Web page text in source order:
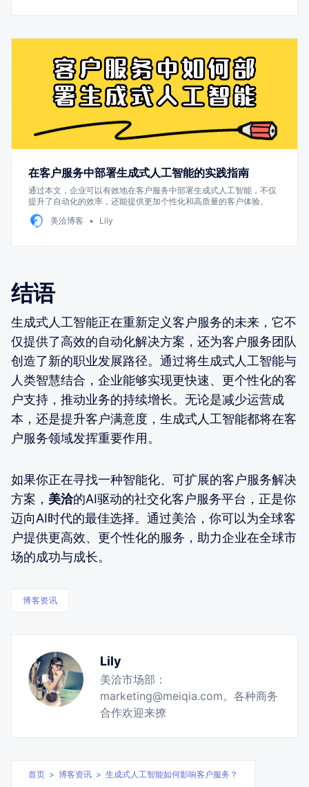
在客户服务中部署生成式人工智能的实践指南
通过本文，企业可以有效地在客户服务中部署生成式人工智能，不仅
提升了自动化的效率，还能提供更加个性化和高质量的客户体验。
美洽博客
Lily
结语
生成式人工智能正在重新定义客户服务的未来，它不
仅提供了高效的自动化解决方案，还为客户服务团队
创造了新的职业发展路径。通过将生成式人工智能与
人类智慧结合，企业能够实现更快速、更个性化的客
户支持，推动业务的持续增长。无论是减少运营成
本，还是提升客户满意度，生成式人工智能都将在客
户服务领域发挥重要作用。
如果你正在寻找一种智能化、可扩展的客户服务解决
方案， 美洽的AI驱动的社交化客户服务平台，正是你
迈向AI时代的最佳选择。通过美洽，你可以为全球客
户提供更高效、更个性化的服务，助力企业在全球市
场的成功与成长。
博客资讯
Lily
美洽市场部：
marketing@meiqia.com。各种商务
合作欢迎来撩
首页 > 博客资讯 > 生成式人工智能如何影响客户服务？